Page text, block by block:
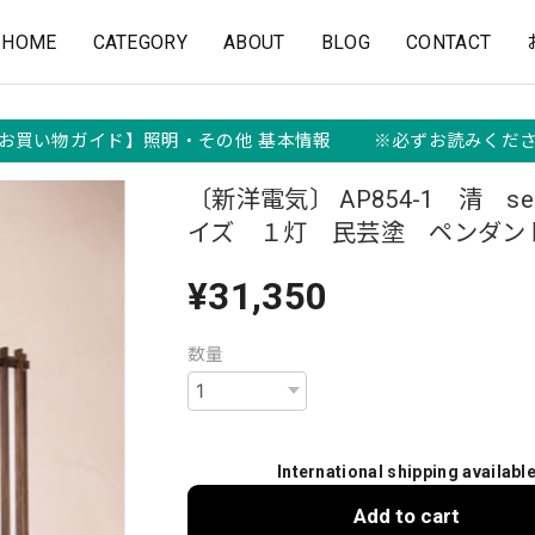
HOME CATEGORY ABOUT BLOG CONTACT
買い物ガイド】照明・その他 基本情報 ※必ずお読みくだ
〔新洋電気〕 AP854-1 清
イズ １灯 民芸塗 ペンダン
¥31,350
数量
International shipping
Add to cart